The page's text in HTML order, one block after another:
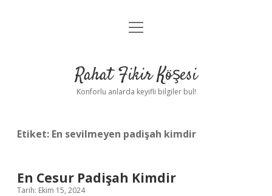
Anasayfa
Yasal Uyarı
menüyü
Rahat Fikir Köşesi
Konforlu anlarda keyifli bilgiler bul!
Etiket: En sevilmeyen padişah kimdir
En Cesur Padişah Kimdir
Tarih: Ekim 15, 2024